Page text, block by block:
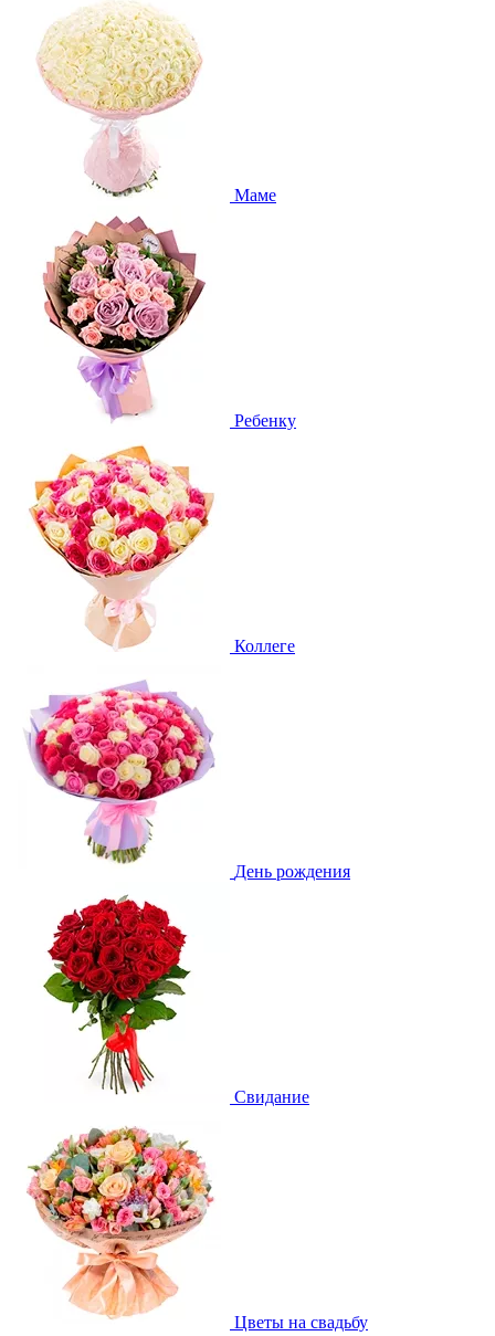
Маме
Ребенку
Коллеге
День рождения
Свидание
Цветы на свадьбу